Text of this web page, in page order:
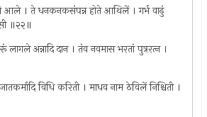
आले । ते धनकनकसंपन्न होते आथिलें । गर्भ वाढुं
॥२२॥
अन्नादि दान । तंव नवमास भरतां पुत्ररत्‍न ।
विधि करिती । माधव नाम ठेविलें निश्चिती ।